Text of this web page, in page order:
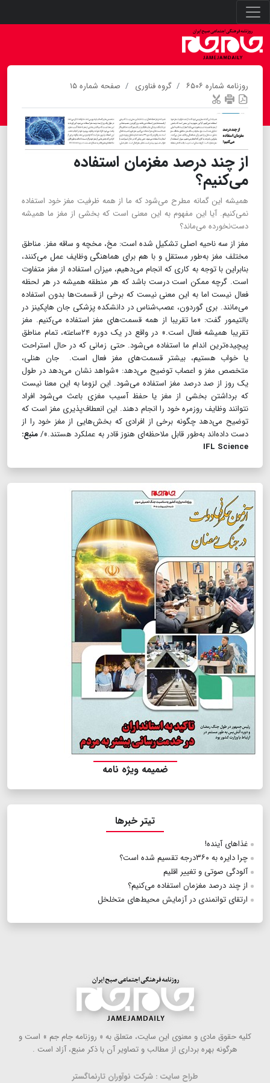
روزنامه شماره ۶۵۰۶ گروه فناوری صفحه شماره ۱۵
از چند درصد مغزمان استفاده
می‌کنیم؟
همیشه این گمانه مطرح می‌شود که ما از همه ظرفیت مغز خود استفاده
نمی‌کنیم. آیا این مفهوم به این معنی است که بخشی از مغز ما همیشه
دست‌نخورده می‌ماند؟
مغز از سه ناحیه اصلی تشکیل شده است: مخ، مخچه و ساقه مغز. مناطق
مختلف مغز به‌طور مستقل و با هم برای هماهنگی وظایف عمل می‌کنند،
بنابراین با توجه به کاری که انجام می‌دهیم، میزان استفاده از مغز متفاوت
است. گرچه ممکن است درست باشد که هر منطقه همیشه در هر لحظه
فعال نیست اما به این معنی نیست که برخی از قسمت‌ها بدون استفاده
می‌مانند. بری گوردون، عصب‌شناس در دانشکده پزشکی جان هاپکینز در
بالتیمور گفت: «ما تقریبا از همه قسمت‌های مغز استفاده می‌کنیم. مغز
تقریبا همیشه فعال است.» در واقع در یک دوره ۲۴ساعته، تمام مناطق
پیچیده‌ترین اندام ما استفاده می‌شود. حتی زمانی که در حال استراحت
یا خواب هستیم، بیشتر قسمت‌های مغز فعال است. جان هنلی،
متخصص مغز و اعصاب توضیح می‌دهد: «شواهد نشان می‌دهد در طول
یک روز از صد درصد مغز استفاده می‌شود. این لزوما به این معنا نیست
که برداشتن بخشی از مغز یا حفظ آسیب مغزی باعث می‌شود افراد
نتوانند وظایف روزمره خود را انجام دهند. این انعطاف‌پذیری مغز است که
توضیح می‌دهد چگونه برخی از افرادی که بخش‌هایی از مغز خود را از
دست داده‌اند به‌طور قابل ملاحظه‌ای هنوز قادر به عملکرد هستند.»/منبع:
IFL Science
ضمیمه ویژه نامه
تیتر خبرها
غذاهای آینده!
چرا دایره به ۳۶۰درجه تقسیم شده است؟
آلودگی صوتی و تغییر اقلیم
از چند درصد مغزمان استفاده می‌کنیم؟
ارتقای توانمندی در آزمایش محیط‌های متخلخل
كلیه حقوق مادی و معنوی این سایت، متعلق به « روزنامه جام جم » است و
هرگونه بهره ‌برداری از مطالب و تصاویر آن با ذكر منبع، آزاد است .
طراح سایت : شرکت نوآوران تارنماگستر